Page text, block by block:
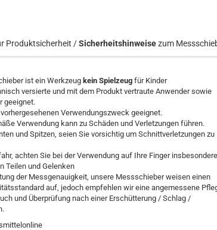
Produktsicherheit /Sicherheitshinweisezum
ist ein Werkzeug kein Spielzeug für Kinder
versierte und mit dem Produkt vertraute Anwender sowie
geeignet.
Verwendungszweck geeignet.
Verwendung kann zu Schäden und Verletzungen führen.
und Spitzen, seien Sie vorsichtig um Schnittverletzungen zu
achten Sie bei der Verwendung auf Ihre Finger
Teilen und Gelenken
der Messgenauigkeit, unsere Messschieber weisen einen
auf, jedoch empfehlen wir eine angemessene
und Überprüfung nach einer Erschütterung / Schlag /